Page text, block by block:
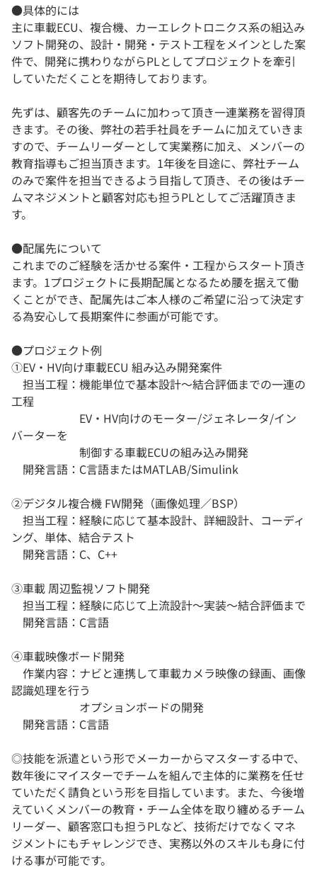
●具体的には
主に車載ECU、複合機、カーエレクトロニクス系の組込み
ソフト開発の、設計・開発・テスト工程をメインとした案
件で、開発に携わりながらPLとしてプロジェクトを牽引
していただくことを期待しております。
先ずは、顧客先のチームに加わって頂き一連業務を習得頂
きます。その後、弊社の若手社員をチームに加えていきま
すので、チームリーダーとして実業務に加え、メンバーの
教育指導もご担当頂きます。1年後を目途に、弊社チーム
のみで案件を担当できるよう目指して頂き、その後はチー
ムマネジメントと顧客対応も担うPLとしてご活躍頂きま
す。
●配属先について
これまでのご経験を活かせる案件・工程からスタート頂き
ます。1プロジェクトに長期配属となるため腰を据えて働
くことができ、配属先はご本人様のご希望に沿って決定す
る為安心して長期案件に参画が可能です。
●プロジェクト例
①EV・HV向け車載ECU 組み込み開発案件
担当工程：機能単位で基本設計～結合評価までの一連の
工程
EV・HV向けのモーター/ジェネレータ/イン
バーターを
制御する車載ECUの組み込み開発
開発言語：C言語またはMATLAB/Simulink
②デジタル複合機 FW開発（画像処理／BSP）
担当工程：経験に応じて基本設計、詳細設計、コーディ
ング、単体、結合テスト
開発言語：C、C++
③車載 周辺監視ソフト開発
担当工程：経験に応じて上流設計～実装～結合評価まで
開発言語：C言語
④車載映像ボード開発
作業内容：ナビと連携して車載カメラ映像の録画、画像
認識処理を行う
オプションボードの開発
開発言語：C言語
◎技能を派遣という形でメーカーからマスターする中で、
数年後にマイスターでチームを組んで主体的に業務を任せ
ていただく請負という形を目指しています。また、今後増
えていくメンバーの教育・チーム全体を取り纏めるチーム
リーダー、顧客窓口も担うPLなど、技術だけでなくマネ
ジメントにもチャレンジでき、実務以外のスキルも身に付
ける事が可能です。